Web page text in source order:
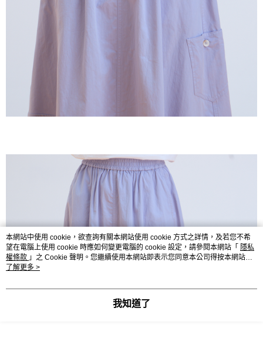
本網站中使用 cookie，欲查詢有關本網站使用 cookie 方式之詳情，及若您不希
望在電腦上使用 cookie 時應如何變更電腦的 cookie 設定，請參閱本網站「 隱私
權條款 」之 Cookie 聲明。您繼續使用本網站即表示您同意本公司得按本網站使
用條款之 Cookie 聲明使用 cookie。
了解更多 >
我知道了